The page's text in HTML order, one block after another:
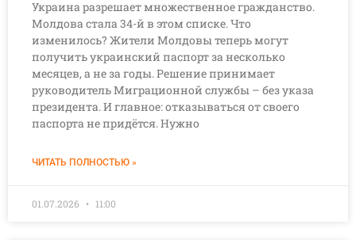
Украина разрешает множественное гражданство.
Молдова стала 34-й в этом списке. Что
изменилось? Жители Молдовы теперь могут
получить украинский паспорт за несколько
месяцев, а не за годы. Решение принимает
руководитель Миграционной службы – без указа
президента. И главное: отказываться от своего
паспорта не придётся. Нужно
ЧИТАТЬ ПОЛНОСТЬЮ »
01.07.2026 11:00